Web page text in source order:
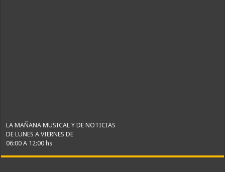
LA MAÑANA MUSICAL Y DE NOTICIAS
DE LUNES A VIERNES DE
06:00 A 12:00 hs